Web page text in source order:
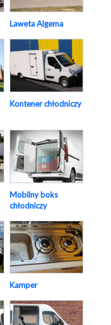
Laweta Algema
Kontener chłodniczy
Mobilny boks
chłodniczy
Kamper